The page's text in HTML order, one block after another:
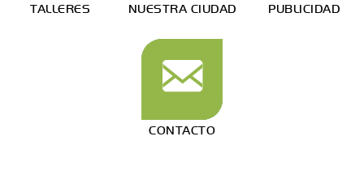
TALLERES NUESTRA CIUDAD PUBLICIDAD
CONTACTO